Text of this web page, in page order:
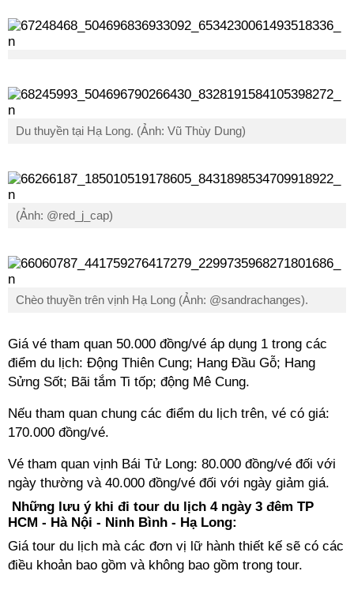
Du thuyền tại Hạ Long. (Ảnh: Vũ Thùy Dung)
(Ảnh: @red_j_cap)
Chèo thuyền trên vịnh Hạ Long (Ảnh: @sandrachanges).
Giá vé tham quan 50.000 đồng/vé áp dụng 1 trong các
điểm du lịch: Động Thiên Cung; Hang Đầu Gỗ; Hang
Sửng Sốt; Bãi tắm Ti tốp; động Mê Cung.
Nếu tham quan chung các điểm du lịch trên, vé có giá:
170.000 đồng/vé.
Vé tham quan vịnh Bái Tử Long: 80.000 đồng/vé đối với
ngày thường và 40.000 đồng/vé đối với ngày giảm giá.
Những lưu ý khi đi tour du lịch 4 ngày 3 đêm TP
HCM - Hà Nội - Ninh Bình - Hạ Long:
Giá tour du lịch mà các đơn vị lữ hành thiết kế sẽ có các
điều khoản bao gồm và không bao gồm trong tour.